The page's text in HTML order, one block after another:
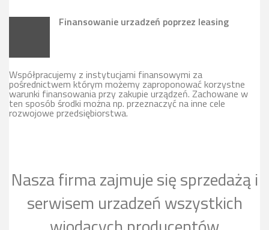
Finansowanie urzadzeń poprzez leasing
Współpracujemy z instytucjami finansowymi za
pośrednictwem którym możemy zaproponować korzystne
warunki finansowania przy zakupie urządzeń. Zachowane w
ten sposób środki można np. przeznaczyć na inne cele
rozwojowe przedsiębiorstwa.
Nasza firma zajmuje się sprzedażą i
serwisem urzadzeń wszystkich